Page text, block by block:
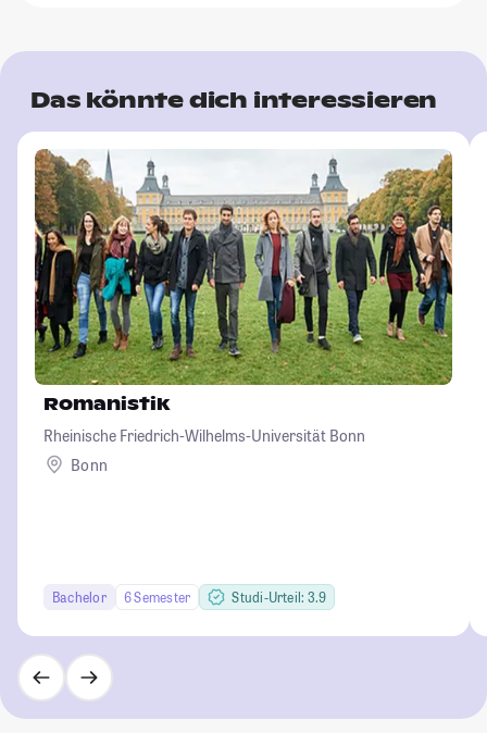
Das könnte dich interessieren
Romanistik
Rheinische Friedrich-Wilhelms-Universität Bonn
Bonn
Bachelor 6 Semester Studi-Urteil: 3.9